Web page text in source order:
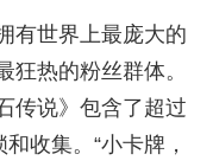
有世界上最庞大的
热的粉丝群体。
传说》包含了超过
收集。“小卡牌，